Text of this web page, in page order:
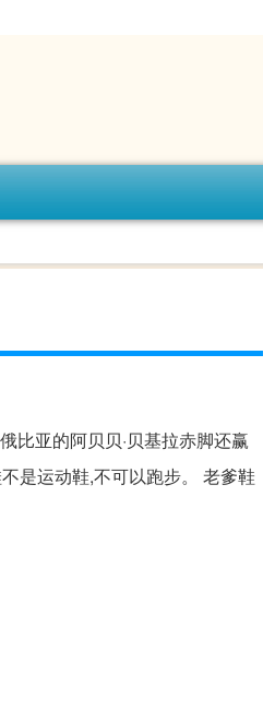
比亚的阿贝贝·贝基拉赤脚还赢
是运动鞋,不可以跑步。 老爹鞋